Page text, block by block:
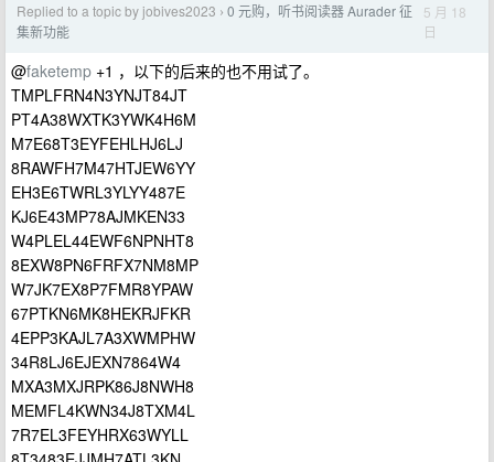
Replied to a topic by jobives2023 › 0 元购，听书阅读器 Aurader 征
集新功能
5 月 18
日
@faketemp +1 ，以下的后来的也不用试了。
TMPLFRN4N3YNJT84JT
PT4A38WXTK3YWK4H6M
M7E68T3EYFEHLHJ6LJ
8RAWFH7M47HTJEW6YY
EH3E6TWRL3YLYY487E
KJ6E43MP78AJMKEN33
W4PLEL44EWF6NPNHT8
8EXW8PN6FRFX7NM8MP
W7JK7EX8P7FMR8YPAW
67PTKN6MK8HEKRJFKR
4EPP3KAJL7A3XWMPHW
34R8LJ6EJEXN7864W4
MXA3MXJRPK86J8NWH8
MEMFL4KWN34J8TXM4L
7R7EL3FEYHRX63WYLL